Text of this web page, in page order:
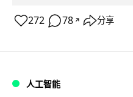
272 78 ↗ 分享
人工智能